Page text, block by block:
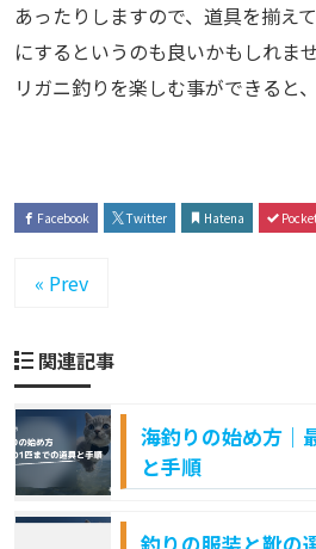
あったりしますので、道具を揃え
にするというのも良いかもしれま
リガニ釣りを楽しむ事ができると
Facebook Twitter Hatena
« Prev
関連記事
海釣りの始め方｜
と手順